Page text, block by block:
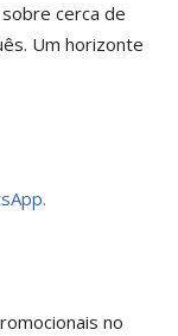
cerca de
Um horizonte
no